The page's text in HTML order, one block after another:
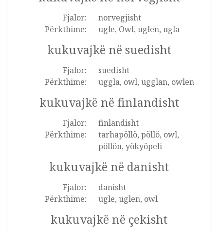
Fjalor:
norvegjisht
Përkthime:
ugle, Owl, uglen, ugla
kukuvajkë në suedisht
Fjalor:
suedisht
Përkthime:
uggla, owl, ugglan, owlen
kukuvajkë në finlandisht
Fjalor:
finlandisht
Përkthime:
tarhapöllö, pöllö, owl,
pöllön, yökyöpeli
kukuvajkë në danisht
Fjalor:
danisht
Përkthime:
ugle, uglen, owl
kukuvajkë në çekisht